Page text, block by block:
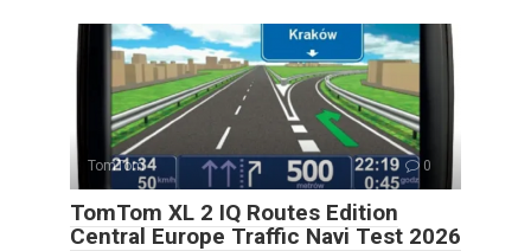
TomTom 0
TomTom XL 2 IQ Routes Edition
Central Europe Traffic Navi Test 2026